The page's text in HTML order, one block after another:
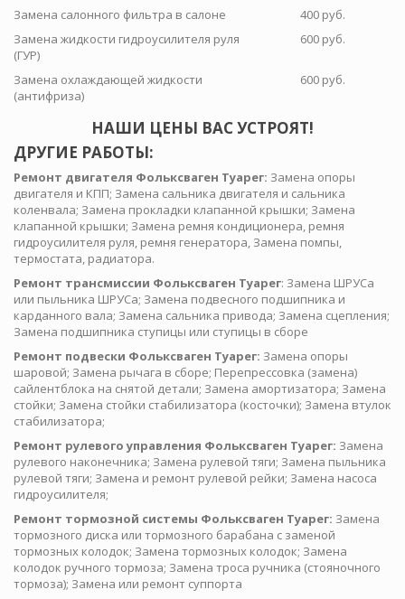
Замена салонного фильтра в салоне
400 руб.
Замена жидкости гидроусилителя руля
(ГУР)
600 руб.
Замена охлаждающей жидкости
(антифриза)
600 руб.
НАШИ ЦЕНЫ ВАС УСТРОЯТ!
ДРУГИЕ РАБОТЫ:
Ремонт двигателя Фольксваген Туарег: Замена опоры
двигателя и КПП; Замена сальника двигателя и сальника
коленвала; Замена прокладки клапанной крышки; Замена
клапанной крышки; Замена ремня кондиционера, ремня
гидроусилителя руля, ремня генератора, Замена помпы,
термостата, радиатора.
Ремонт трансмиссии Фольксваген Туарег: Замена ШРУСа
или пыльника ШРУСа; Замена подвесного подшипника и
карданного вала; Замена сальника привода; Замена сцепления;
Замена подшипника ступицы или ступицы в сборе
Ремонт подвески Фольксваген Туарег: Замена опоры
шаровой; Замена рычага в сборе; Перепрессовка (замена)
сайлентблока на снятой детали; Замена амортизатора; Замена
стойки; Замена стойки стабилизатора (косточки); Замена втулок
стабилизатора;
Ремонт рулевого управления Фольксваген Туарег: Замена
рулевого наконечника; Замена рулевой тяги; Замена пыльника
рулевой тяги; Замена и ремонт рулевой рейки; Замена насоса
гидроусилителя;
Ремонт тормозной системы Фольксваген Туарег: Замена
тормозного диска или тормозного барабана с заменой
тормозных колодок; Замена тормозных колодок; Замена
колодок ручного тормоза; Замена троса ручника (стояночного
тормоза); Замена или ремонт суппорта